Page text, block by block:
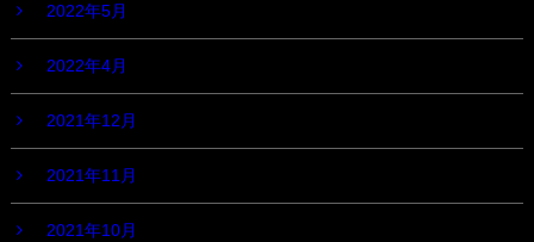
2022年5月
2022年4月
2021年12月
2021年11月
2021年10月